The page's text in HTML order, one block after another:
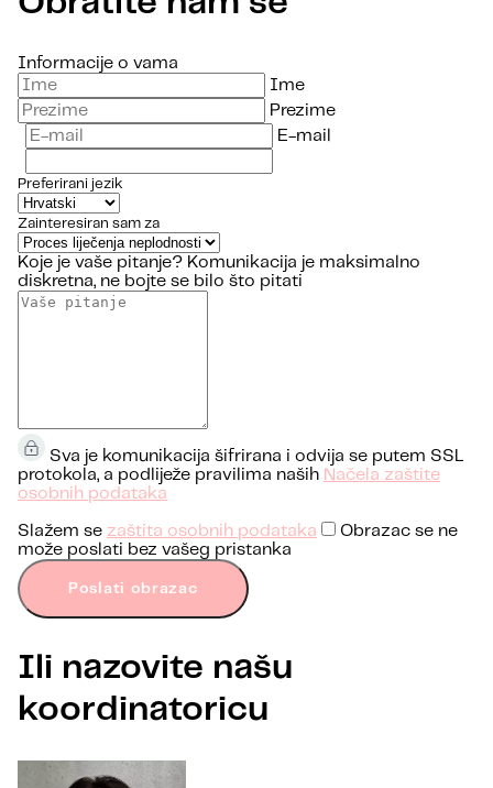
Informacije o vama
Ime
Prezime
E-mail
Preferirani jezik
Zainteresiran sam za
Koje je vaše pitanje? Komunikacija je maksimalno
diskretna, ne bojte se bilo što pitati
Sva je komunikacija šifrirana i odvija se putem SSL
protokola, a podliježe pravilima naših Načela zaštite
osobnih podataka
Slažem se zaštita osobnih podataka
Obrazac se ne
može poslati bez vašeg pristanka
Poslati obrazac
Ili nazovite našu
koordinatoricu